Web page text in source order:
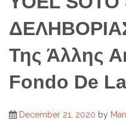
Της Άλλης
Fondo De
December 21, 2020 by